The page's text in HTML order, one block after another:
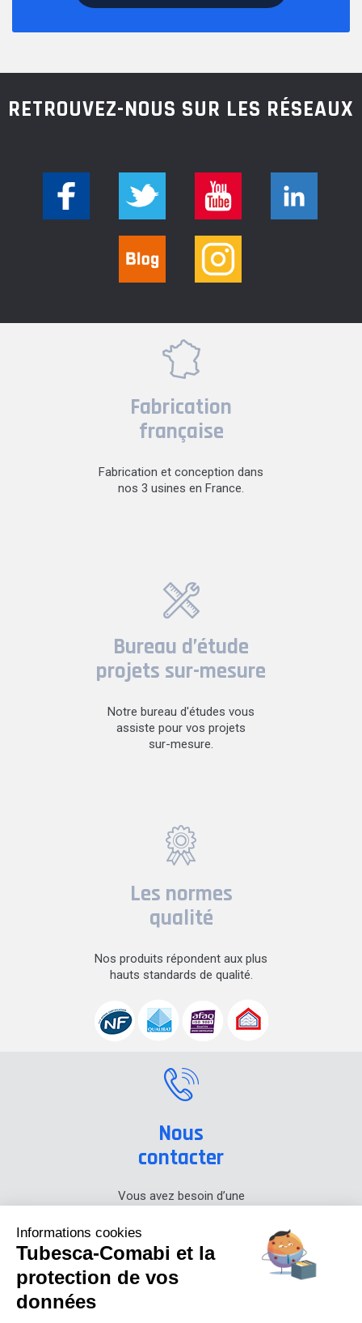
RETROUVEZ-NOUS SUR LES RÉSEAUX
Fabrication
française
Fabrication et conception dans
nos 3 usines en France.
Bureau d’étude
projets sur-mesure
Notre bureau d'études vous
assiste pour vos projets
sur-mesure.
Les normes
qualité
Nos produits répondent aux plus
hauts standards de qualité.
Nous
contacter
Vous avez besoin d’une
prenez contact avec nous.
+33 (0) 4 74 00 90 90
Actualités Carrières
Informations cookies
Tubesca-Comabi et la
protection de vos
données